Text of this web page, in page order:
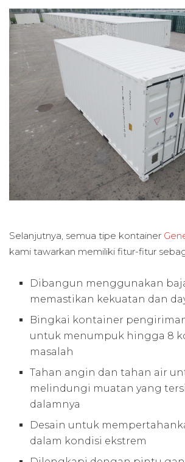
Selanjutnya, semua tipe kontainer
kami tawarkan memiliki fitur-fitur
Dibangun menggunakan
memastikan kekuatan dan
Bingkai kontainer
untuk menumpuk hingga 8
masalah
Tahan angin dan tahan air
melindungi muatan yang
dalamnya
Desain untuk
dalam kondisi ekstrem